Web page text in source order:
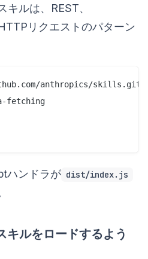
ルは、REST、
リクエストのパターン
anthropics/skills.git
fetching
ハンドラが dist/index.js
キルをロードするよう